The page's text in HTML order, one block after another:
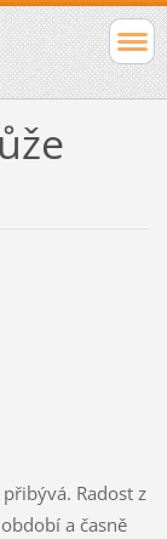
Radost z
a časně